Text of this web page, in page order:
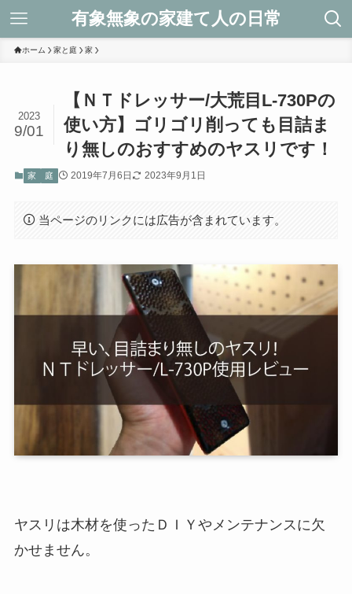
有象無象の家建て人の日常
ホーム 家と庭 家
【ＮＴドレッサー/大荒目L-730Pの
使い方】ゴリゴリ削っても目詰ま
り無しのおすすめのヤスリです！
2023
9/01
家 庭 2019年7月6日 2023年9月1日
当ページのリンクには広告が含まれています。
ヤスリは木材を使ったＤＩＹやメンテナンスに欠
かせません。